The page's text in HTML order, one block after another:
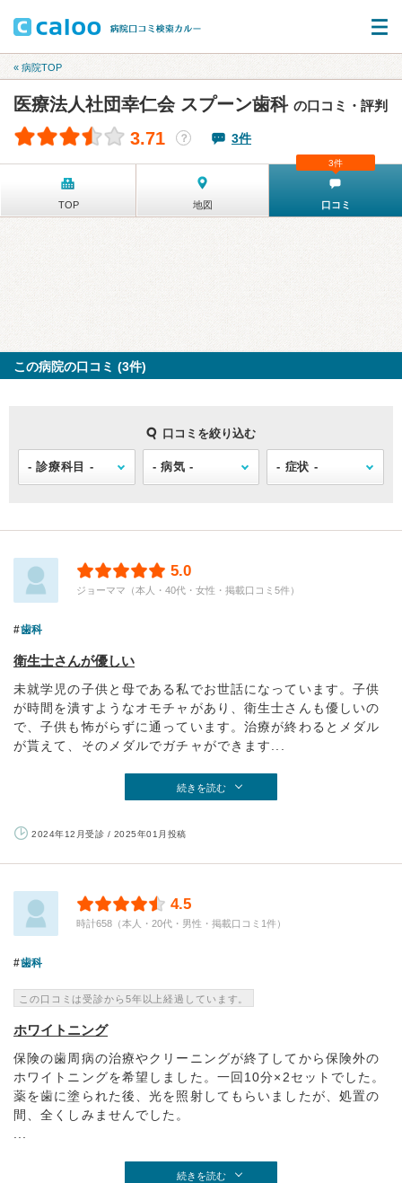
« 病院TOP
医療法人社団幸仁会 スプーン歯科 の口コミ・評判
3.71 ？ 3件
TOP 地図 口コミ
3件
この病院の口コミ (3件)
口コミを絞り込む
5.0
ジョーママ（本人・40代・女性・掲載口コミ5件）
歯科
衛生士さんが優しい
未就学児の子供と母である私でお世話になっています。子供
が時間を潰すようなオモチャがあり、衛生士さんも優しいの
で、子供も怖がらずに通っています。治療が終わるとメダル
が貰えて、そのメダルでガチャができます...
続きを読む
2024年12月受診 / 2025年01月投稿
4.5
時計658（本人・20代・男性・掲載口コミ1件）
歯科
この口コミは受診から5年以上経過しています。
ホワイトニング
保険の歯周病の治療やクリーニングが終了してから保険外の
ホワイトニングを希望しました。一回10分×2セットでした。
薬を歯に塗られた後、光を照射してもらいましたが、処置の
間、全くしみませんでした。
続きを読む